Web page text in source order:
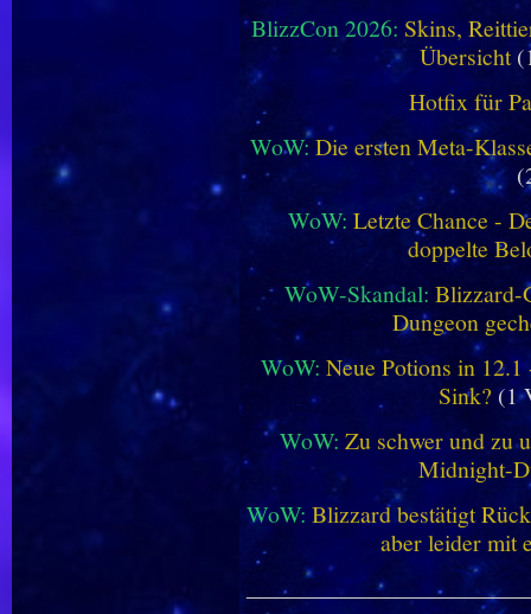
BlizzCon 2026: Skins,
Übersicht
Hotfix für
WoW:Die ersten Meta-
WoW: Letzte Chance -
doppelte
WoW-Skandal: Blizzard-
Dungeon
WoW:Neue Potions in
Sink?(1
WoW: Zu schwer und zu
Midnight-
WoW: Blizzard bestätigt
aber leider mit